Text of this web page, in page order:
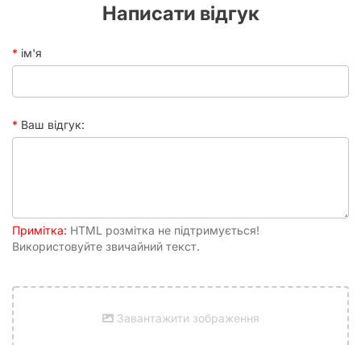
Написати відгук
ім'я
Ваш відгук:
Примітка: HTML розмітка не підтримується!
Використовуйте звичайний текст.
Завантажити зображення